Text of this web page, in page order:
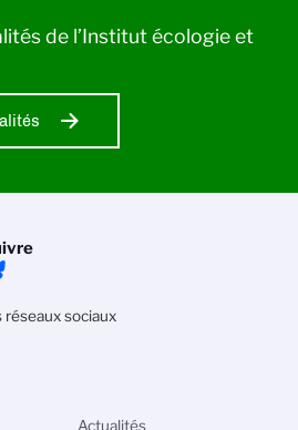
de l’Institut écologie et
réseaux sociaux
Actualités